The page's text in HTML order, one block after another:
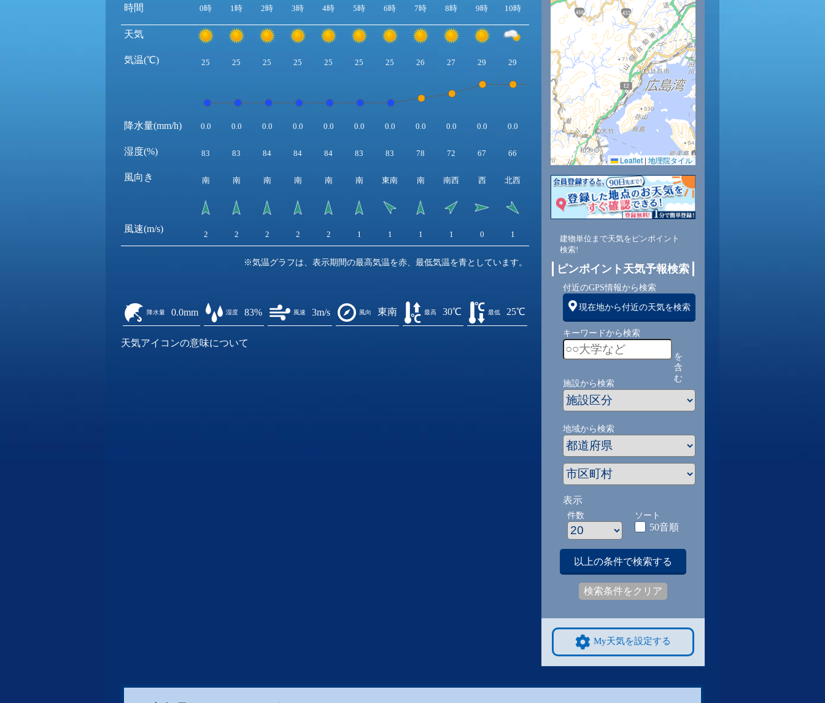
時間
天気
気温(℃)
降水量(mm/h)
湿度(%)
風向き
風速(m/s)
0時 1時 2時 3時 4時 5時 6時 7時 8時 9時 10時 11時 12時 13時 14時 15時 16時
25 25 25 25 25 25 25 26 27 29 29 30 30 30 29 29
0.0 0.0 0.0 0.0 0.0 0.0 0.0 0.0 0.0 0.0 0.0 0.0 0.0 0.0 0.0 0.0
83 83 84 84 84 83 83 78 72 67 66 63 64 65 66 70
南 南 南 南 南 南 東南 南 南西 西 北西 北西 北 北 北
2 2 2 2 2 1 1 1 1 0 1 3 3 3 3
※気温グラフは、表示期間の最高気温を赤、最低気温を青としています。
降水量 0.0mm 湿度 83% 風速 3m/s 風向 東南 最高 30℃ 最低 25℃
天気アイコンの意味について
Leaflet | 地理院タイル
建物単位まで天気をピンポイント
検索!
ピンポイント天気予報検索
付近のGPS情報から検索
現在地から付近の天気を検索
キーワードから検索
を
含
む
施設から検索
地域から検索
表示
件数 ソート
50音順
以上の条件で検索する
検索条件をクリア
My天気を設定する